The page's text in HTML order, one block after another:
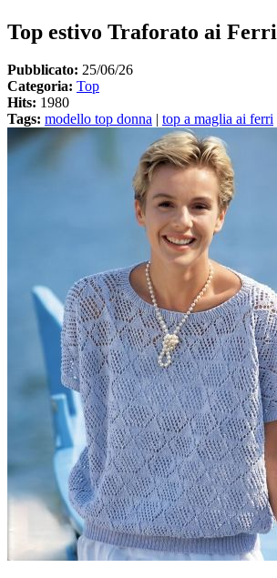
Top estivo Traforato ai Ferri
Pubblicato: 25/06/26
Categoria: Top
Hits: 1980
Tags: modello top donna top a maglia ai ferri